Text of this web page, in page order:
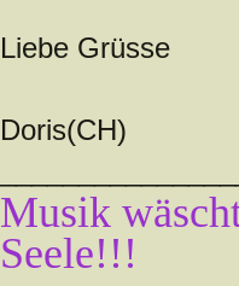
Liebe Grüsse
Doris(CH)
Musik
Seele!!!